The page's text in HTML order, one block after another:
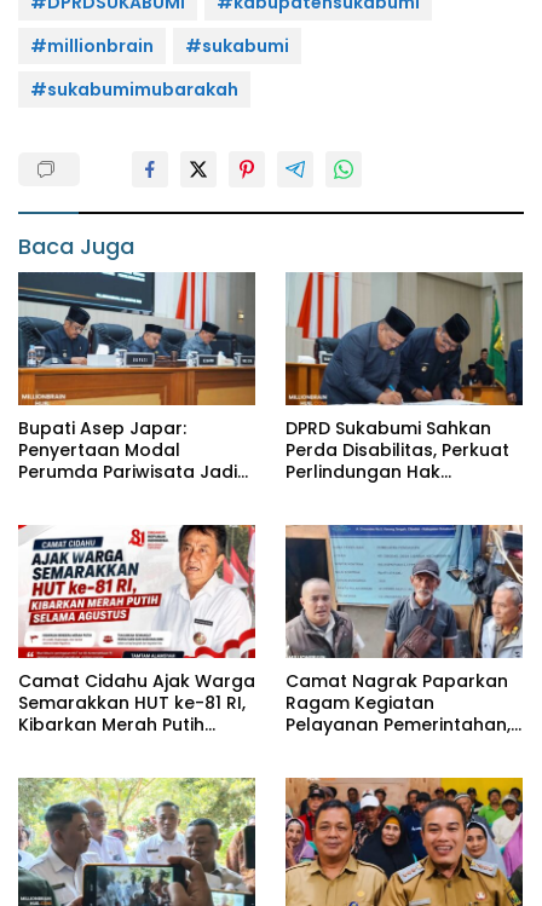
#millionbrain
#sukabumi
#sukabumimubarakah
Baca Juga
Bupati Asep Japar:
Penyertaan Modal
Perumda Pariwisata Jadi
DPRD Sukabumi Sahkan
Perda Disabilitas, Perkuat
Perlindungan Hak
Camat Cidahu Ajak Warga
Semarakkan HUT ke-81 RI,
Kibarkan Merah Putih
Camat Nagrak Paparkan
Ragam Kegiatan
Pelayanan Pemerintahan,